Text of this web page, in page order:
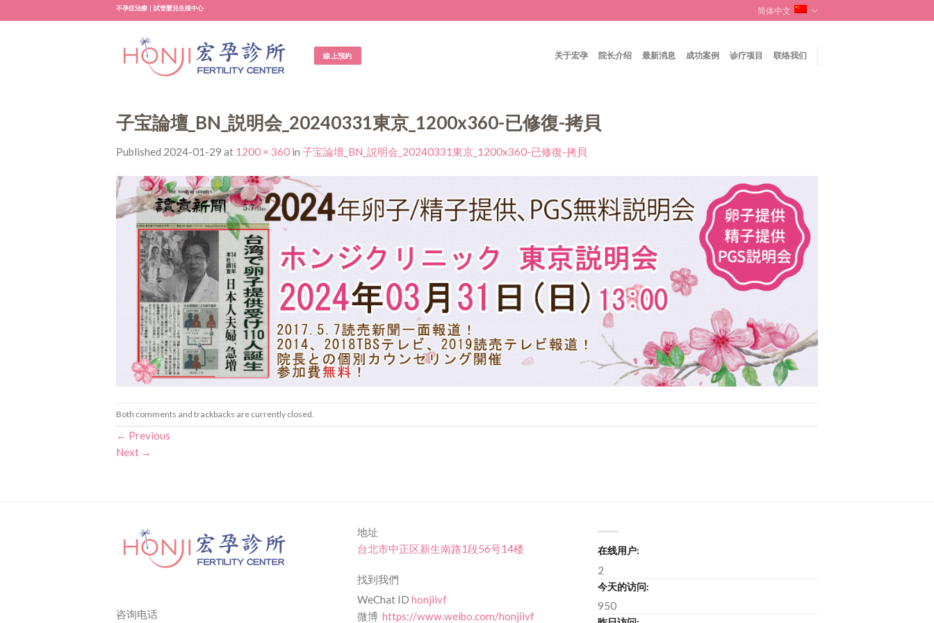
to
不孕症治療｜試管嬰兒生殖中心 简体中文
線上預約 关于宏孕 院长介绍 最新消息 成功案例 诊疗项目 联络我们
子宝論壇_BN_説明会_20240331東京_1200x360-已修復-拷貝
Published 2024-01-29 at 1200 × 360 in 子宝論壇_BN_説明会_20240331東京_1200x360-已修復-拷貝
Both comments and trackbacks are currently closed.
← Previous
Next →
咨询电话
地址
台北市中正区新生南路1段56号14楼
找到我們
WeChat ID honjiivf
微博 https://www.weibo.com/honjiivf
在线用户:
2
今天的访问:
950